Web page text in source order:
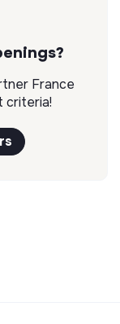
France
criteria!